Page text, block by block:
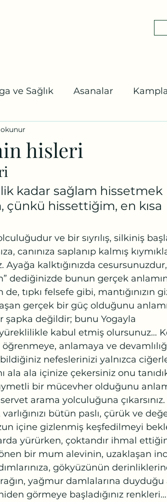
ve Sağlık Asanalar
hisleri
kadar sağlam hissetmek
hissettiğim, en kısa
ve bir sıyrılış, silkiniş
canınıza saplanıp kalmış
Ayağa kalktığınızda cesursunuzdur,
dediğinizde bunun gerçek
tıpkı felsefe gibi, mantığınızın
gerçek bir güç olduğunu
şapka değildir; bunu Yogayla
kabul etmiş olursunuz…
anlamaya ve
bildiğiniz nefeslerinizi yalnızca
ala ala içinize çekersiniz onu
bir mücevher olduğunu
arama yolculuğuna
bütün paslı, çürük ve
içine gizlenmiş keşfedilmeyi
yürürken, çoktandır ihmal
bir mum alevinin, uzaklaşan
gökyüzünün
yağmur damlalarına duyduğu
görmeye başladığınız renkleri…